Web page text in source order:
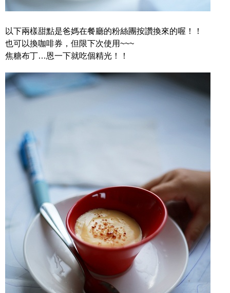
以下兩樣甜點是爸媽在餐廳的粉絲團按讚換來的喔！！
也可以換咖啡券，但限下次使用~~~
焦糖布丁…恩一下就吃個精光！！